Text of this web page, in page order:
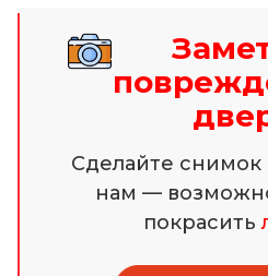
Сделайте снимок
нам —
покрасить